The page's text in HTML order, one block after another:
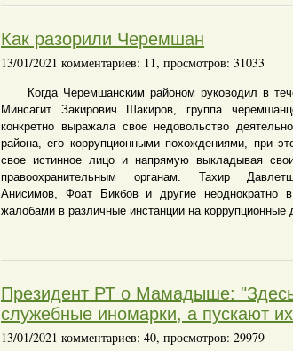
Как разорили Черемшан
13/01/2021 комментариев: 11, просмотров: 31033
Когда Черемшанским районом руководил в
Минсагит Закирович Шакиров, группа
конкретно выражала свое недовольство
района, его коррупционными похождениями, при
свое истинное лицо и напрямую выкладывая
правоохранительным органам. Тахир
Анисимов, Фоат Бикбов и другие неоднократно
жалобами в различные инстанции на
Президент РТ о Мамадыше: "Здесь
служебные иномарки, а пускают
13/01/2021 комментариев: 40, просмотров: 29979